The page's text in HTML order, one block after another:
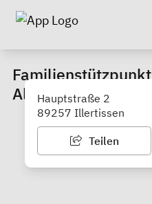
Altenstadt, Buch,
Hauptstraße 2
89257 Illertissen
Teilen